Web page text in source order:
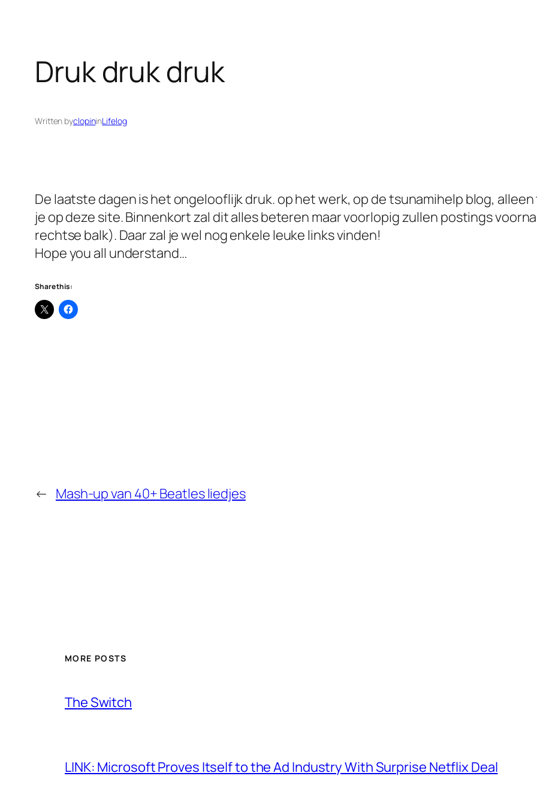
Druk druk druk
Written byclopininLifelog
De laatste dagen is het ongelooflijk druk. op het werk, op de tsunamihelp blog,
je op deze site. Binnenkort zal dit alles beteren maar voorlopig zullen postings
rechtse balk). Daar zal je wel nog enkele leuke links vinden!
Hope you all understand…
Share this:
← Mash-up van 40+ Beatles liedjes
MORE POSTS
The Switch
LINK: Microsoft Proves Itself to the Ad Industry With Surprise Netflix Deal